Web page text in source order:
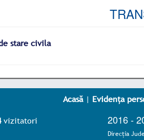
stare civila
Acasă| Evidența
vizitatori 2016 -
Direcţia